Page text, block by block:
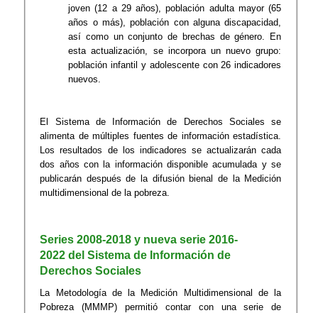
joven (12 a 29 años), población adulta mayor (65
años o más), población con alguna discapacidad,
así como un conjunto de brechas de género. En
esta actualización, se incorpora un nuevo grupo:
población infantil y adolescente con 26 indicadores
nuevos.
El Sistema de Información de Derechos Sociales se
alimenta de múltiples fuentes de información estadística.
Los resultados de los indicadores se actualizarán cada
dos años con la información disponible acumulada y se
publicarán después de la difusión bienal de la Medición
multidimensional de la pobreza.
Series 2008-2018 y nueva serie 2016-
2022 del Sistema de Información de
Derechos Sociales
La Metodología de la Medición Multidimensional de la
Pobreza (MMMP) permitió contar con una serie de